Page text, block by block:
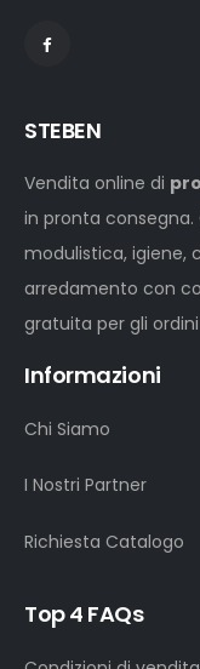
STEBEN
Vendita online di
in pronta consegna.
modulistica, igiene,
arredamento con
gratuita per gli
Informazioni
Chi Siamo
I Nostri Partner
Richiesta Catalogo
Top 4 FAQs